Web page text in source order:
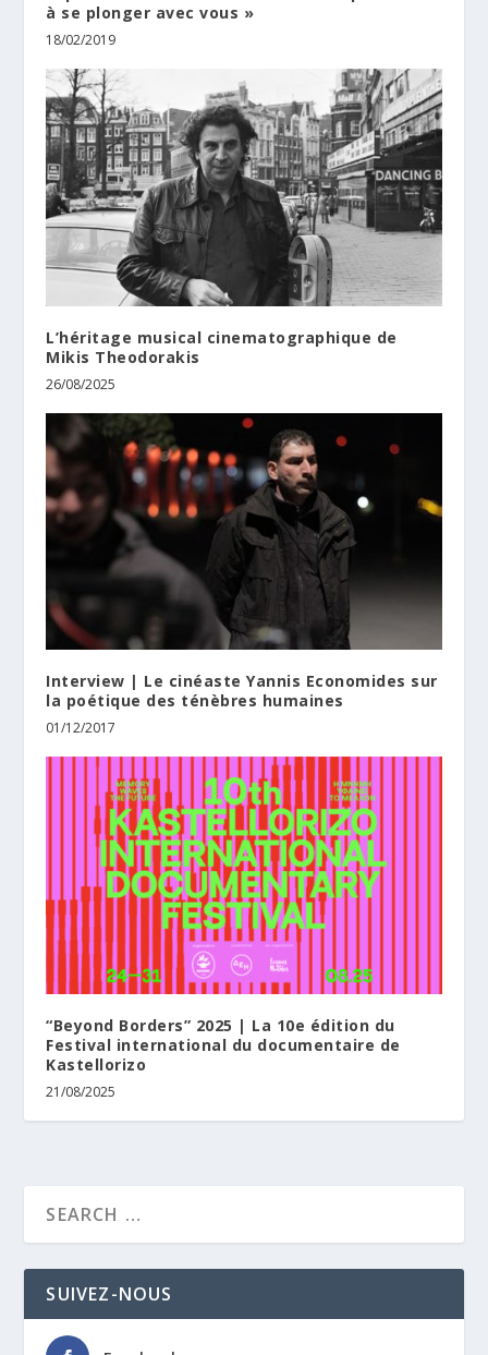
à se plonger avec vous »
18/02/2019
L’héritage musical cinematographique de
Mikis Theodorakis
26/08/2025
Interview | Le cinéaste Yannis Economides sur
la poétique des ténèbres humaines
01/12/2017
“Beyond Borders” 2025 | La 10e édition du
Festival international du documentaire de
Kastellorizo
21/08/2025
SUIVEZ-NOUS